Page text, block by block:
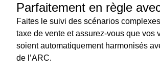
Parfaitement en règle
Faites le suivi des scénarios
taxe de vente et assurez-vous que vos
soient automatiquement harmonisés
de l’ARC.